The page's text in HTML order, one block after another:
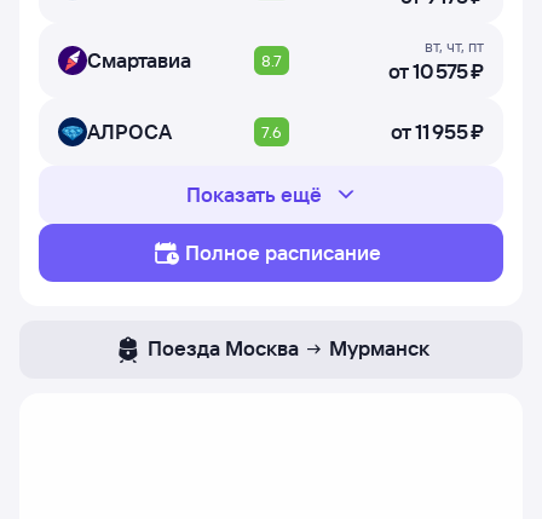
Смартавиа 8.7
вт, чт, пт
от10 ⁠575 ⁠₽
АЛРОСА 7.6 от11 ⁠955 ⁠₽
Показать ещё
Полное расписание
Поезда Москва Мурманск